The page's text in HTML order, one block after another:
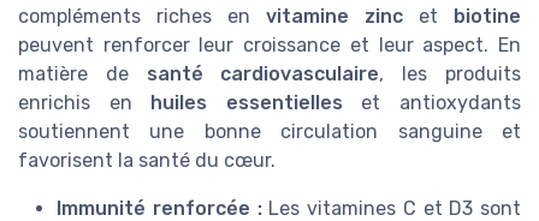
compléments riches en vitamine zinc et biotine
peuvent renforcer leur croissance et leur aspect. En
matière de santé cardiovasculaire, les produits
enrichis en huiles essentielles et antioxydants
soutiennent une bonne circulation sanguine et
favorisent la santé du cœur.
Immunité renforcée :Les vitamines C et D3 sont